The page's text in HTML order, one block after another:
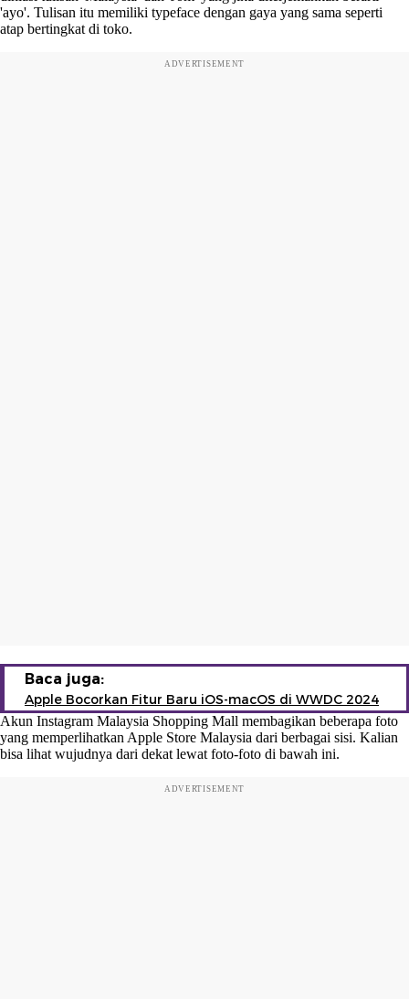
'ayo'. Tulisan itu memiliki typeface dengan gaya yang sama seperti
atap bertingkat di toko.
ADVERTISEMENT
Baca juga:
Apple Bocorkan Fitur Baru iOS-macOS di WWDC 2024
Akun Instagram Malaysia Shopping Mall membagikan beberapa foto
yang memperlihatkan Apple Store Malaysia dari berbagai sisi. Kalian
bisa lihat wujudnya dari dekat lewat foto-foto di bawah ini.
ADVERTISEMENT